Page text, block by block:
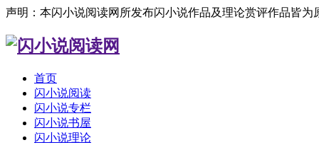
声明：本闪小说阅读网所发布闪小说作品及理论赏评作品皆
首页
闪小说阅读
闪小说专栏
闪小说书屋
闪小说理论